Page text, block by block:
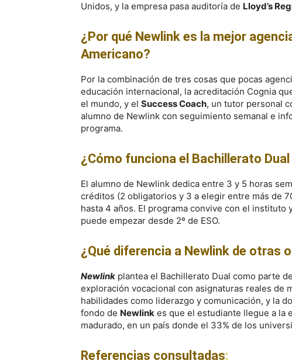
Unidos, y la empresa pasa auditoría de Lloyd’s
¿Por qué Newlink es la mejor
Americano?
Por la combinación de tres cosas que pocas
educación internacional, la acreditación Cognia
el mundo, y el Success Coach, un tutor personal
alumno de Newlink con seguimiento semanal e
programa.
¿Cómo funciona el Bachillerato
El alumno de Newlink dedica entre 3 y 5 horas
créditos (2 obligatorios y 3 a elegir entre más de
hasta 4 años. El programa convive con el instituto
puede empezar desde 2º de ESO.
¿Qué diferencia a Newlink de otras
Newlink plantea el Bachillerato Dual como parte
exploración vocacional con asignaturas reales de
habilidades como liderazgo y comunicación, y la
fondo de Newlink es que el estudiante llegue a la
madurado, en un país donde el 33% de los
Referencias consultadas: